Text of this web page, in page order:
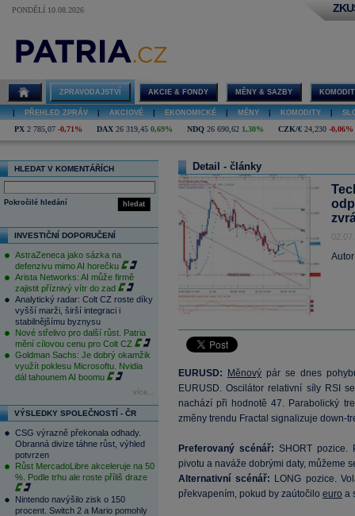
PONDĚLÍ 10.08.2026
ZPRAVODAJSTVÍ AKCIE & FONDY MĚNY & SAZBY
PŘEHLED ZPRÁV AKCIOVÉ EKONOMICKÉ MĚNY KOMODITY
PX 2 785,07 -0,71% DAX 26 319,45 0,69% NDQ 26 690,62 1,30% CZK/€ 24,230 -0,06%
HLEDAT V KOMENTÁŘÍCH
hledat
Pokročilé hledání
INVESTIČNÍ DOPORUČENÍ
AstraZeneca jako sázka na
defenzivu mimo AI horečku
Arista Networks: AI může firmě
zajistit příznivý vítr do zad
Analytický radar: Colt CZ roste díky
vyšší marži, širší integraci i
stabilnějšímu byznysu
Nové střelivo pro další růst. Patria
mění cílovou cenu pro Colt CZ
Goldman Sachs: Je dobrý okamžik
využít poklesu Microsoftu. Nvidia
dál tahounem AI boomu
více...
VÝSLEDKY SPOLEČNOSTÍ - ČR
CSG výrazně překonala odhady.
Obranná divize táhne růst, výhled
potvrzen
Růst MercadoLibre akceleruje na 50
%. Podle trhu ale roste příliš draze
Nintendo navýšilo zisk o 150
procent. Switch 2 a Mario pomohly
Detail - články
EURUSD: Měnový pár se dnes
EURUSD. Oscilátor relativní síly RSI
nachází při hodnotě 47. Parabolický
změny trendu Fractal signalizuje down-
Preferovaný scénář: SHORT pozice.
pivotu a naváže dobrými daty, můžeme
Alternativní scénář: LONG pozice.
překvapením, pokud by zaútočilo euro a